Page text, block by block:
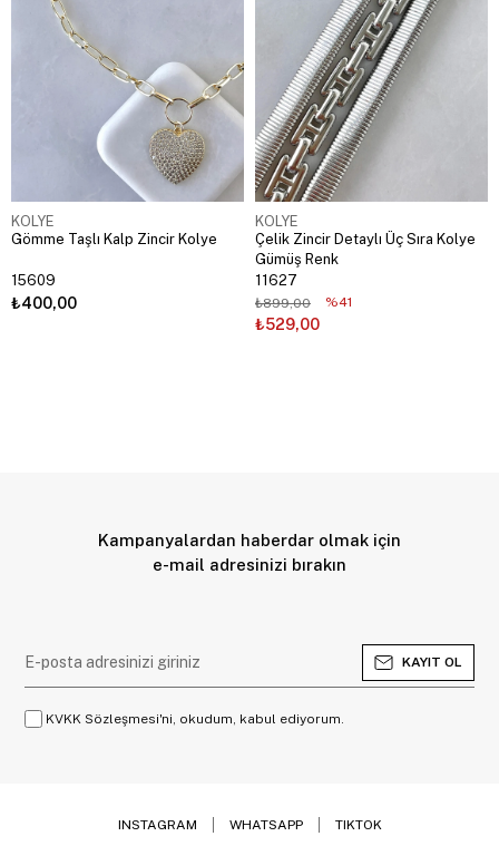
KOLYE
Gömme Taşlı Kalp Zincir Kolye
15609
₺400,00
KOLYE
Çelik Zincir Detaylı Üç Sıra Kolye
Gümüş Renk
11627
₺529,00
₺899,00 %41
Kampanyalardan haberdar olmak için
e-mail adresinizi bırakın
KAYIT OL
KVKK Sözleşmesi'ni, okudum, kabul ediyorum.
INSTAGRAM WHATSAPP TIKTOK